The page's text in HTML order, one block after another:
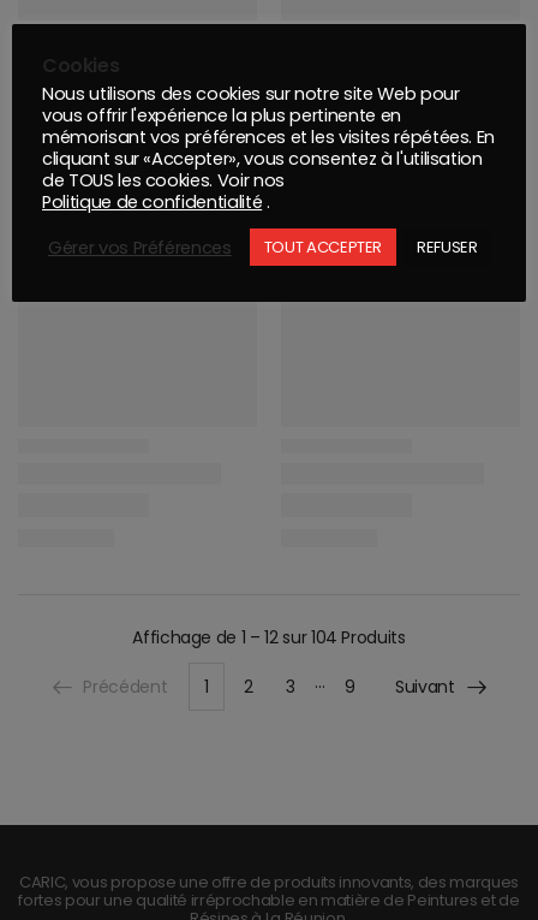
Affichage de 1 – 12 sur 104 Produits
Précédent 1 2 3 … 9 Suivant
CARIC, vous propose une offre de produits innovants, des marques
fortes pour une qualité irréprochable en matière de Peintures et de
Cookies
Nous utilisons des cookies sur notre site Web pour
vous offrir l'expérience la plus pertinente en
mémorisant vos préférences et les visites répétées. En
cliquant sur «Accepter», vous consentez à l'utilisation
de TOUS les cookies. Voir nos
Politique de confidentialité .
Gérer vos Préférences
TOUT ACCEPTER REFUSER